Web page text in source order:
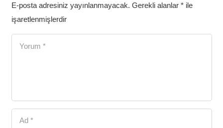
E-posta adresiniz yayınlanmayacak. Gerekli alanlar *ile
işaretlenmişlerdir